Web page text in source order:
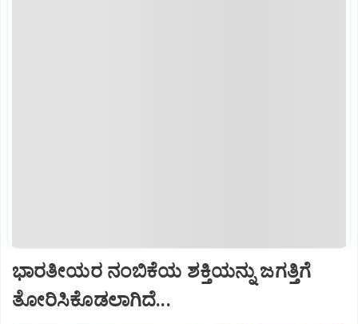
ಭಾರತೀಯರ ನಂಬಿಕೆಯ ಶಕ್ತಿಯನ್ನು ಜಗತ್ತಿಗೆ
ತೋರಿಸಿಕೊಡಲಾಗಿದೆ...